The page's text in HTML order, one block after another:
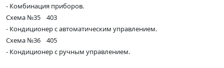
- Комбинация приборов.
Схема №35 403
- Кондиционер с автоматическим управлением.
Схема №36 405
- Кондиционер с ручным управлением.